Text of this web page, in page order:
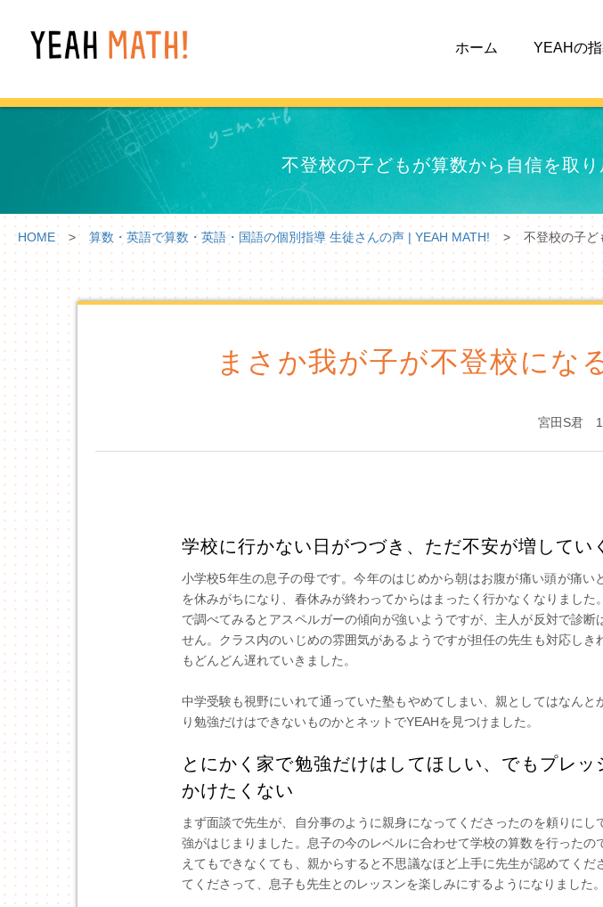
ホーム YEAHの
不登校の子どもが算数から自信を取
HOME > 算数・英語で算数・英語・国語の個別指導 生徒さんの声 | YEAH MATH! > 不登校の子ど
まさか我が子が不登校にな
宮田S君
学校に行かない日がつづき、ただ不安が増してい
小学校5年生の息子の母です。今年のはじめから朝はお腹が痛い頭が痛い
を休みがちになり、春休みが終わってからはまったく行かなくなりました
で調べてみるとアスペルガーの傾向が強いようですが、主人が反対で診断
せん。クラス内のいじめの雰囲気があるようですが担任の先生も対応しき
もどんどん遅れていきました。
中学受験も視野にいれて通っていた塾もやめてしまい、親としてはなんと
り勉強だけはできないものかとネットでYEAHを見つけました。
とにかく家で勉強だけはしてほしい、でもプレッ
かけたくない
まず面談で先生が、自分事のように親身になってくださったのを頼りにし
強がはじまりました。息子の今のレベルに合わせて学校の算数を行ったの
えてもできなくても、親からすると不思議なほど上手に先生が認めてくだ
てくださって、息子も先生とのレッスンを楽しみにするようになりました。